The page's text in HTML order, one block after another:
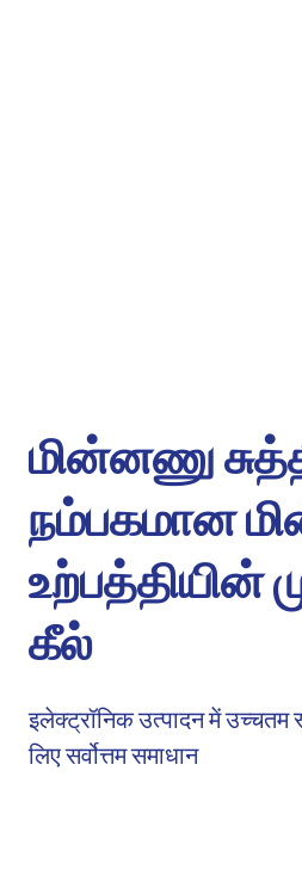
மின்னணு
நம்பகமான
உற்பத்தியின்
கீல்
इलेक्ट्रॉनिक उत्पादन में उच्चतम
लिए सर्वोत्तम समाधान